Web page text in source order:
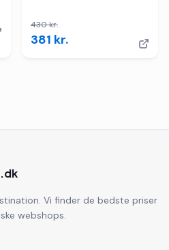
430kr.
381 kr.
Vi finder de bedste priser
webshops.